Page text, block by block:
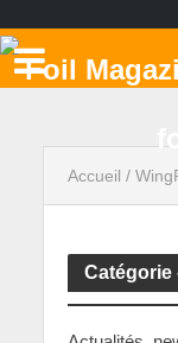
Accueil /
Catégorie